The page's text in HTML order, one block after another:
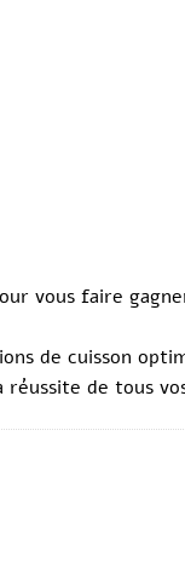
vous faire
de cuisson
de tous